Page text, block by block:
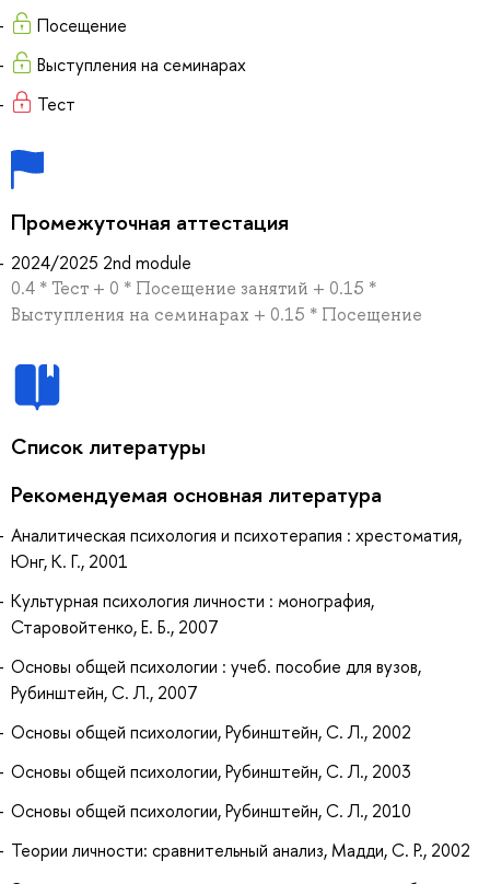
Посещение
Выступления на семинарах
Тест
Промежуточная аттестация
2024/2025 2nd module
0.4 * Тест + 0 * Посещение занятий + 0.15 *
Выступления на семинарах + 0.15 * Посещение
Список литературы
Рекомендуемая основная литература
Аналитическая психология и психотерапия : хрестоматия,
Юнг, К. Г., 2001
Культурная психология личности : монография,
Старовойтенко, Е. Б., 2007
Основы общей психологии : учеб. пособие для вузов,
Рубинштейн, С. Л., 2007
Основы общей психологии, Рубинштейн, С. Л., 2002
Основы общей психологии, Рубинштейн, С. Л., 2003
Основы общей психологии, Рубинштейн, С. Л., 2010
Теории личности: сравнительный анализ, Мадди, С. Р., 2002